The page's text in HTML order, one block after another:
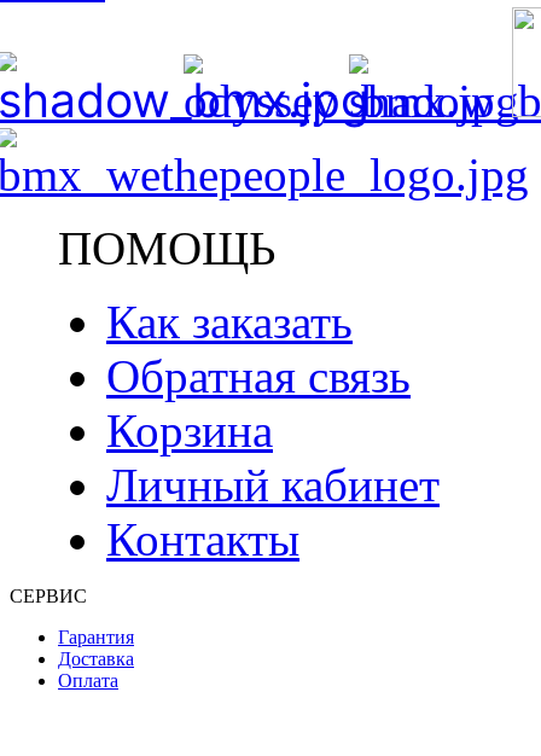
ПОМОЩЬ
Как заказать
Обратная связь
Корзина
Личный кабинет
Контакты
СЕРВИС
Гарантия
Доставка
Оплата